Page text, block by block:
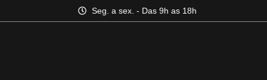
Seg. a sex. - Das 9h as 18h